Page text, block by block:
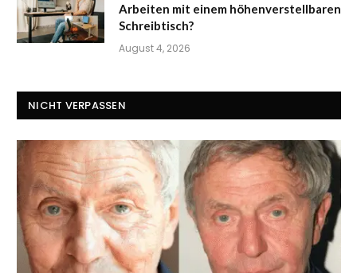
Arbeiten mit einem höhenverstellbaren
Schreibtisch?
August 4, 2026
NICHT VERPASSEN